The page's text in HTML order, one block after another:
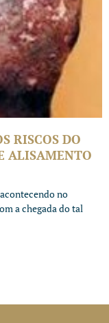
RISCOS DO
ALISAMENTO
no
a chegada do tal